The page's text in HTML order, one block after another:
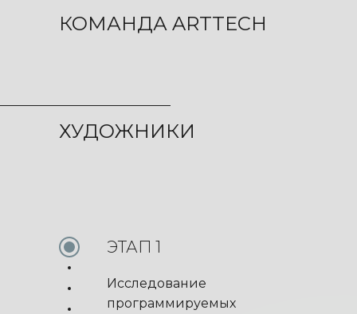
КОМАНДА ARTTECH
ХУДОЖНИКИ
Исследование
программируемых
ЭТАП 1